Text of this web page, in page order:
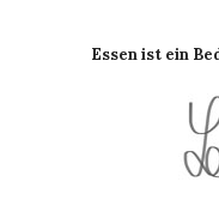
Essen ist ein